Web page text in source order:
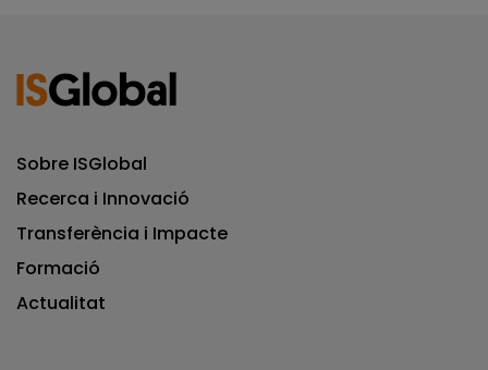
Sobre ISGlobal
Recerca i Innovació
Transferència i Impacte
Formació
Actualitat